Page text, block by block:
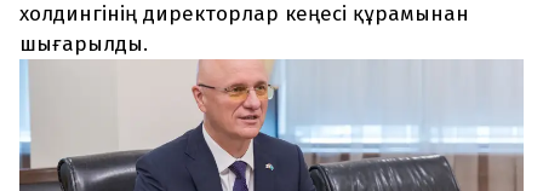
Редакциямен байланыс
+7 708 604 51 06
zhasalash100@gmail.com
холдингінің директорлар кеңесі құрамынан
шығарылды.